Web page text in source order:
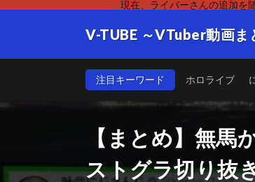
現在、ライバーさんの追加を
V-TUBE ～VTuber動画ま
注目キーワード ホロライブ
【まとめ】無
ストグラ切り抜